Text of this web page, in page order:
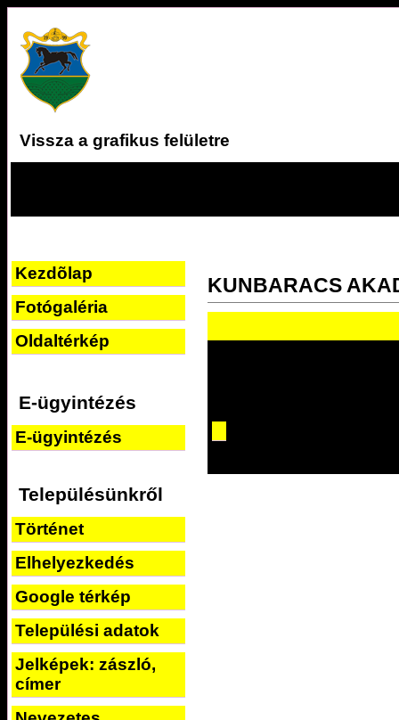
Vissza a grafikus felületre
Kezdõlap
Fotógaléria
Oldaltérkép
E-ügyintézés
E-ügyintézés
Településünkről
Történet
Elhelyezkedés
Google térkép
Települési adatok
Jelképek: zászló,
címer
KUNBARACS